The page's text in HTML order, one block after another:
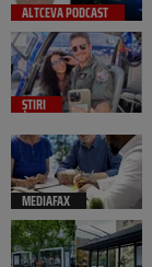
ALTCEVA PODCAST
ȘTIRI
MEDIAFAX